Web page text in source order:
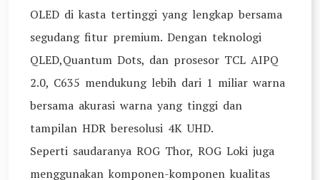
OLED di kasta tertinggi yang lengkap bersama
segudang fitur premium. Dengan teknologi
QLED,Quantum Dots, dan prosesor TCL AIPQ
2.0, C635 mendukung lebih dari 1 miliar warna
bersama akurasi warna yang tinggi dan
tampilan HDR beresolusi 4K UHD.
Seperti saudaranya ROG Thor, ROG Loki juga
menggunakan komponen-komponen kualitas